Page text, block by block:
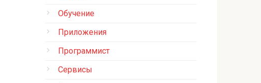
Обучение
Приложения
Программист
Сервисы